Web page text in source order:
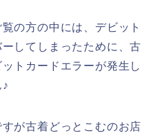
の方の中には、デビット
してしまったために、古
トカードエラーが発生し
が古着どっとこむのお店